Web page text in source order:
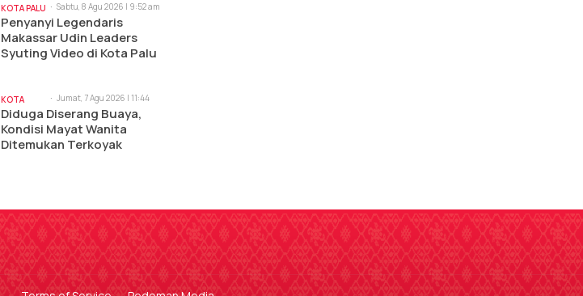
KOTA PALU Sabtu, 8 Agu 2026 | 9:52 am
Penyanyi Legendaris
Makassar Udin Leaders
Syuting Video di Kota Palu
KOTA
PALU
Jumat, 7 Agu 2026 | 11:44
am
Diduga Diserang Buaya,
Kondisi Mayat Wanita
Ditemukan Terkoyak